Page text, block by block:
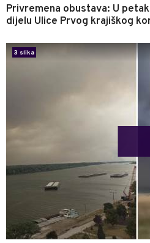
Privremena obustava: U
dijelu Ulice Prvog krajiškog
3 slika